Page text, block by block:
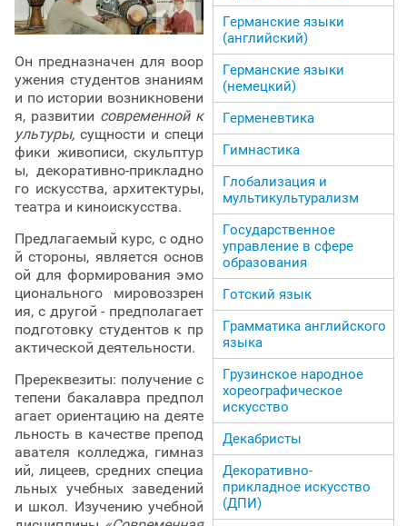
Он предназначен для воор
ужения студентов знаниям
и по истории возникновени
я, развитии современной к
ультуры, сущности и специ
фики живописи, скульптур
ы, декоративно-прикладно
го искусства, архитектуры,
театра и киноискусства.
Предлагаемый курс, с одно
й стороны, является основ
ой для формирования эмо
ционального мировоззрен
ия, с другой - предполагает
подготовку студентов к пр
актической деятельности.
Пререквезиты: получение с
тепени бакалавра предпол
агает ориентацию на деяте
льность в качестве препод
авателя колледжа, гимназ
ий, лицеев, средних специа
льных учебных заведений
и школ. Изучению учебной
Германские языки
(английский)
Германские языки
(немецкий)
Герменевтика
Гимнастика
Глобализация и
мультикультурализм
Государственное
управление в сфере
образования
Готский язык
Грамматика английского
языка
Грузинское народное
хореографическое
искусство
Декабристы
Декоративно-
прикладное искусство
(ДПИ)